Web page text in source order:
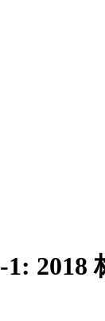
1: 2018